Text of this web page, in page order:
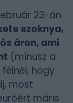
23-án
szoknya,
áron, ami
(mínusz a
hogy
most
máris